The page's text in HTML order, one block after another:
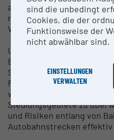
andererseits auch ein
mit Laserscanner sowie
Wärmebildkamera (Drohne
Um einen Einsatz auch
Bedingungen zu
Stromversorgung
Forschungslabor kann
werden, um
Siedlungsgebiete zu
und Risiken entlang von
Autobahnstrecken effektiv
sind die unbedingt
Cookies, die der
Funktionsweise der
nicht abwählbar sind.
EINSTELLUNGEN
VERWALTEN